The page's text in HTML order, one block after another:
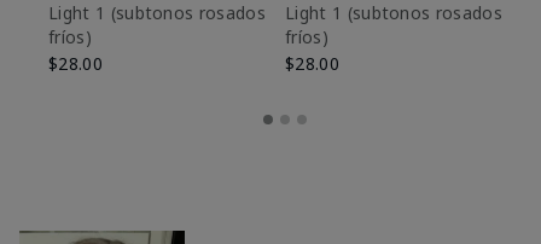
Light 1​ (subtonos rosados
fríos)
$28.00
Light 1​ (subtonos rosados
fríos)
$28.00